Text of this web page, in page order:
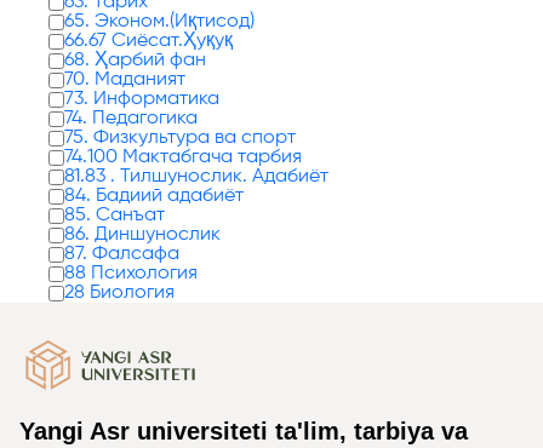
65. Эконом.(Иқтисод)
66.67 Сиёсат.Ҳуқуқ
68. Ҳарбий фан
70. Маданият
73. Информатика
74. Педагогика
75. Физкультура ва спорт
74.100 Мактабгача тарбия
81.83 . Тилшунослик. Адабиёт
84. Бадиий адабиёт
85. Санъат
86. Диншунослик
87. Фалсафа
88 Психология
28 Биология
Yangi Asr universiteti ta'lim, tarbiya va